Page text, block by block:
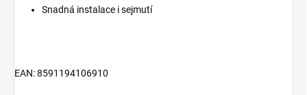
Snadná instalace i sejmutí
EAN: 8591194106910